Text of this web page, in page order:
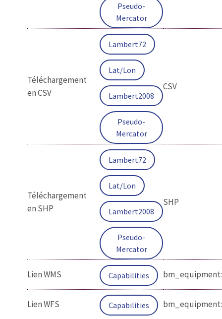
Pseudo-
Mercator
Téléchargement
en CSV
Lambert72
Lat/Lon
Lambert2008
Pseudo-
Mercator
CSV
Téléchargement
en SHP
Lambert72
Lat/Lon
Lambert2008
Pseudo-
Mercator
SHP
Lien WMS Capabilities
Lien WFS Capabilities